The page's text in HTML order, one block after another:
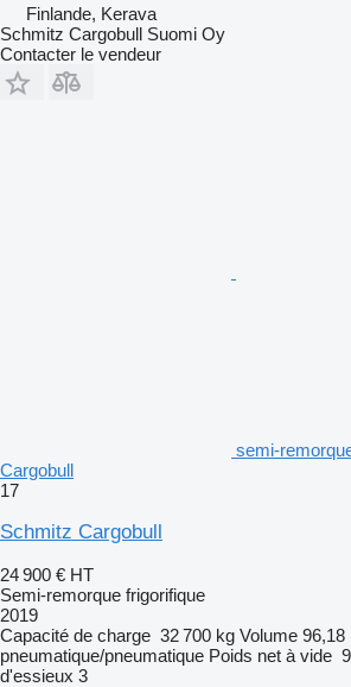
Finlande, Kerava
Schmitz Cargobull Suomi Oy
Contacter le vendeur
semi-
Cargobull
17
Schmitz Cargobull
24 900 € HT
Semi-remorque frigorifique
2019
Capacité de charge 32 700 kg Volume 96,18
pneumatique/pneumatique Poids net à vide
d'essieux 3